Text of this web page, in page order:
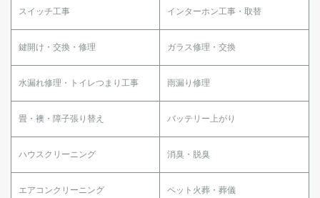
スイッチ工事 インターホン工事・取替
鍵開け・交換・修理 ガラス修理・交換
水漏れ修理・トイレつまり工事 雨漏り修理
畳・襖・障子張り替え バッテリー上がり
ハウスクリーニング 消臭・脱臭
エアコンクリーニング ペット火葬・葬儀